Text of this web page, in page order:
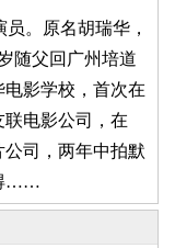
。原名胡瑞华，
随父回广州培道
影学校，首次在
联电影公司，在
公司，两年中拍默
……